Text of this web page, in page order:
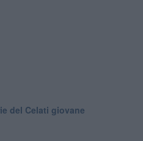
del Celati giovane